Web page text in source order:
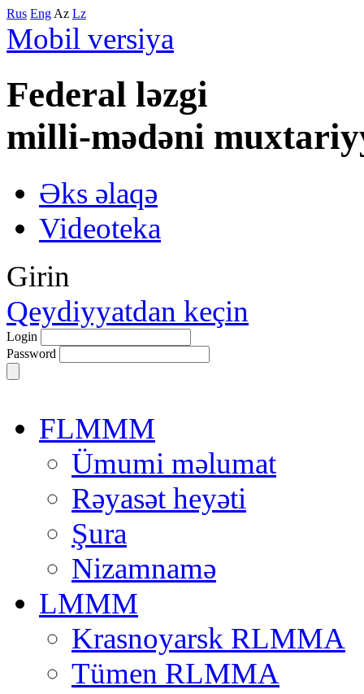
Rus Eng Az Lz
Mobil versiya
Federal lәzgi
milli-mәdәni
Əks əlaqə
Videoteka
Girin
Qeydiyyatdan keçin
Login
Password
FLMMM
Ümumi məlumat
Rəyasət heyəti
Şura
Nizamnamə
LMMM
Krasnoyarsk RLMMA
Tümen RLMMA